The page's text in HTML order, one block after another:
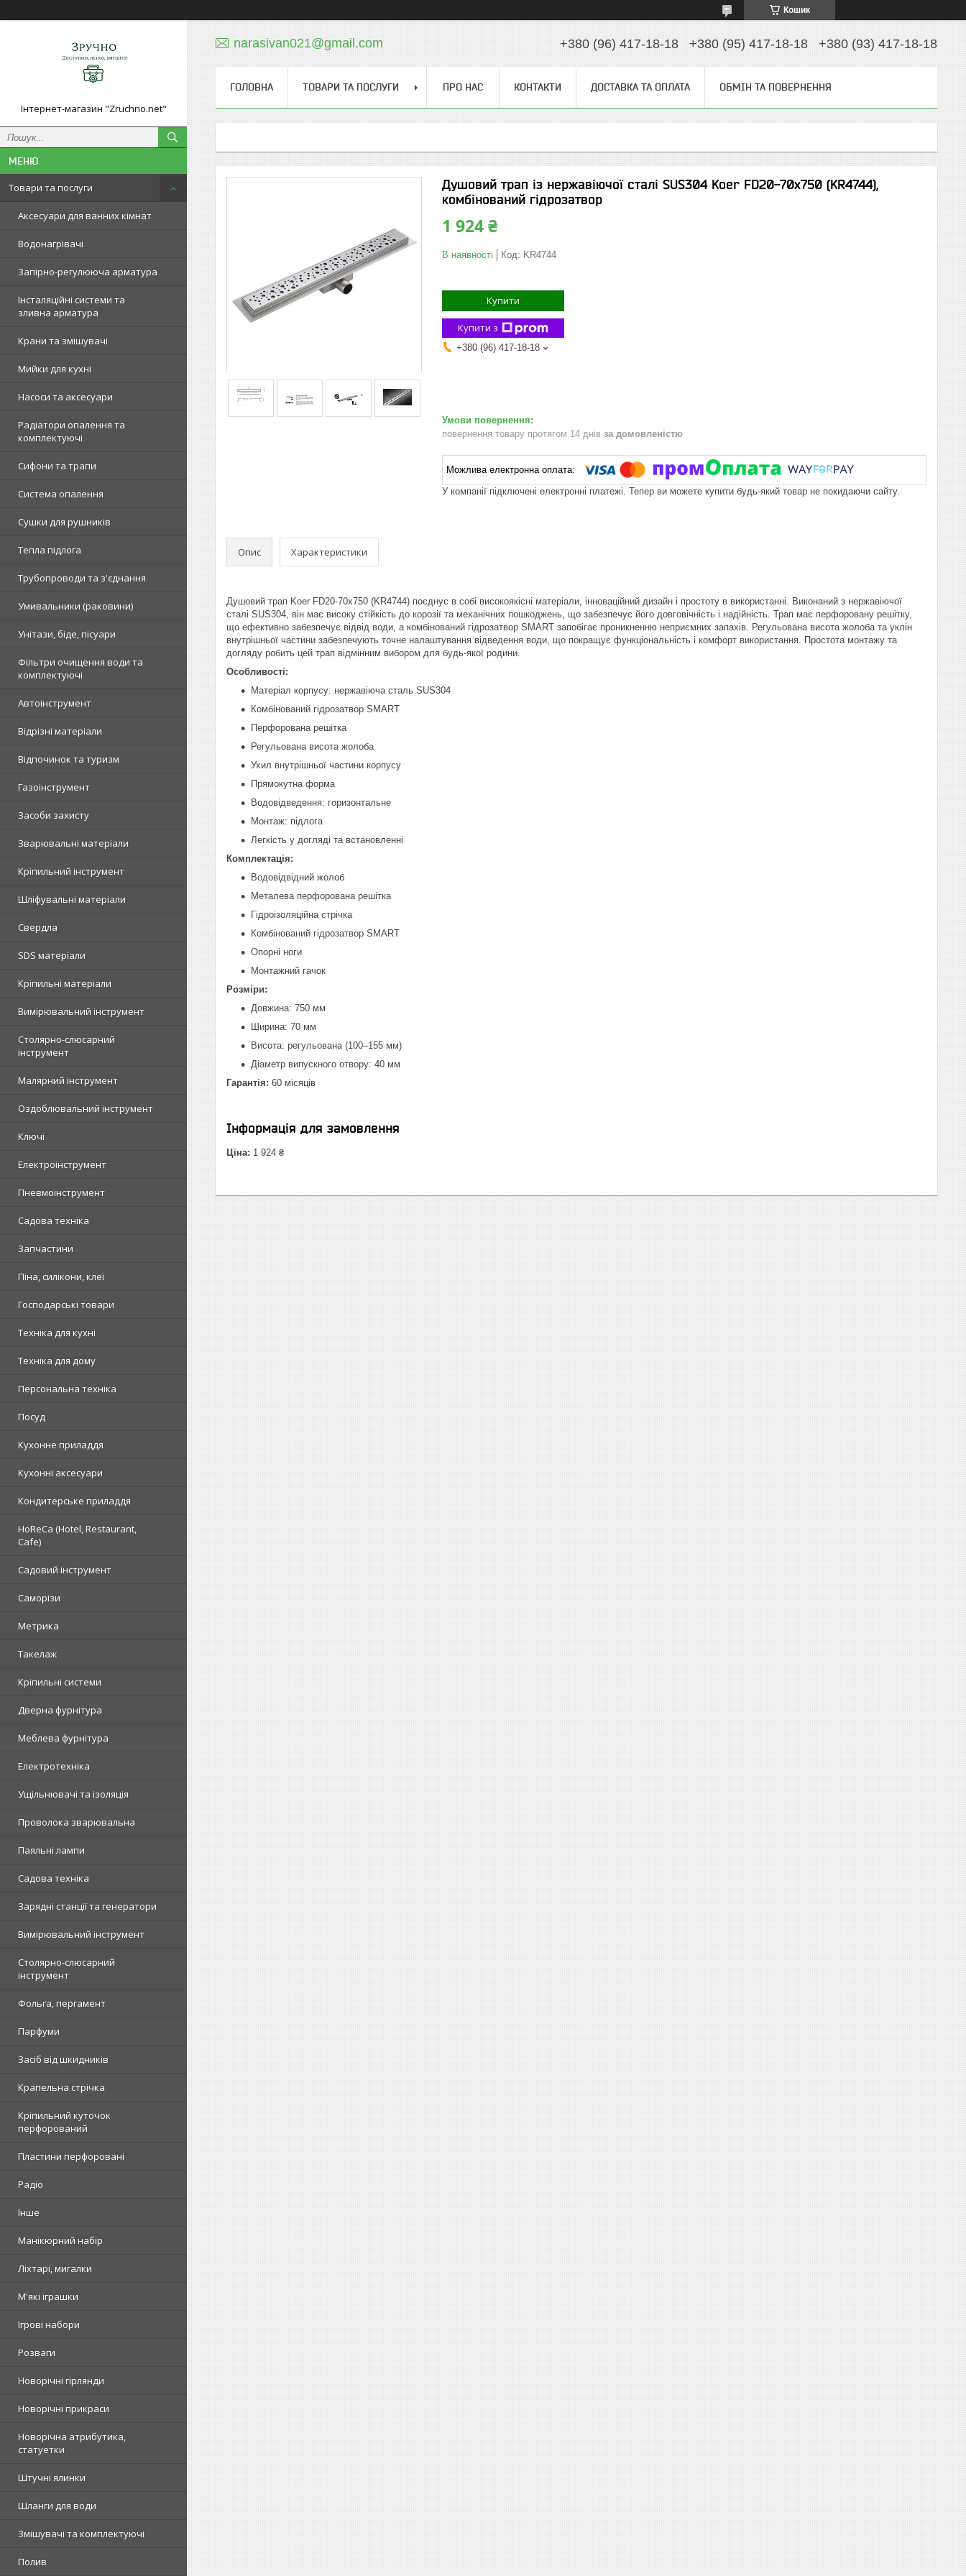
Кошик
Інтернет-магазин "Zruchno.net"
Товари та послуги
Аксесуари для ванних кімнат
Водонагрівачі
Запірно-регулююча арматура
Інсталяційні системи та
зливна арматура
Крани та змішувачі
Мийки для кухні
Насоси та аксесуари
Радіатори опалення та
комплектуючі
Сифони та трапи
Система опалення
Сушки для рушників
Тепла підлога
Трубопроводи та з'єднання
Умивальники (раковини)
Унітази, біде, пісуари
Фільтри очищення води та
комплектуючі
Автоінструмент
Відрізні матеріали
Відпочинок та туризм
Газоінструмент
Засоби захисту
Зварювальні матеріали
Кріпильний інструмент
Шліфувальні матеріали
Свердла
SDS матеріали
Кріпильні матеріали
Вимірювальний інструмент
Столярно-слюсарний
інструмент
Малярний інструмент
Оздоблювальний інструмент
Ключі
Електроінструмент
Пневмоінструмент
Садова техніка
Запчастини
Піна, силікони, клеї
Господарські товари
Техніка для кухні
Техніка для дому
Персональна техніка
Посуд
Кухонне приладдя
Кухонні аксесуари
Кондитерське приладдя
HoReCa (Hotel, Restaurant,
Cafe)
Садовий інструмент
Саморізи
Метрика
Такелаж
Кріпильні системи
Дверна фурнітура
Меблева фурнітура
Електротехніка
Ущільнювачі та ізоляція
Проволока зварювальна
Паяльні лампи
Садова техніка
Зарядні станції та генератори
Вимірювальний інструмент
Столярно-слюсарний
інструмент
Фольга, пергамент
Парфуми
Засіб від шкидників
Крапельна стрічка
Кріпильний куточок
перфорований
Пластини перфоровані
Радіо
Інше
Манікюрний набір
Ліхтарі, мигалки
М'які іграшки
Ігрові набори
Розваги
Новорічні гірлянди
Новорічні прикраси
Новорічна атрибутика,
статуетки
Штучні ялинки
Шланги для води
Змішувачі та комплектуючі
Полив
narasivan021@gmail.com +380 (96) 417-18-18 +380 (95) 417-18-18 +380 (93) 417-18-18
ГОЛОВНА ТОВАРИ ТА ПОСЛУГИ ПРО НАС КОНТАКТИ ДОСТАВКА ТА ОПЛАТА ОБМІН ТА ПОВЕРНЕННЯ
Душовий трап із нержавіючої сталі SUS304 Koer FD20-70x750 (KR4744),
комбінований гідрозатвор
1 924 ₴
В наявності Код: KR4744
Купити
Купити з
+380 (96) 417-18-18
повернення товару протягом 14 днів за домовленістю
У компанії підключені електронні платежі. Тепер ви можете купити будь-який товар не покидаючи сайту.
Опис Характеристики
Душовий трап Koer FD20-70x750 (KR4744) поєднує в собі високоякісні матеріали, інноваційний дизайн і простоту в використанні. Виконаний з нержавіючої
сталі SUS304, він має високу стійкість до корозії та механічних пошкоджень, що забезпечує його довговічність і надійність. Трап має перфоровану решітку,
що ефективно забезпечує відвід води, а комбінований гідрозатвор SMART запобігає проникненню неприємних запахів. Регульована висота жолоба та уклін
внутрішньої частини забезпечують точне налаштування відведення води, що покращує функціональність і комфорт використання. Простота монтажу та
догляду робить цей трап відмінним вибором для будь-якої родини.
Особливості:
Матеріал корпусу: нержавіюча сталь SUS304
Комбінований гідрозатвор SMART
Перфорована решітка
Регульована висота жолоба
Ухил внутрішньої частини корпусу
Прямокутна форма
Водовідведення: горизонтальне
Монтаж: підлога
Легкість у догляді та встановленні
Комплектація:
Водовідвідний жолоб
Металева перфорована решітка
Гідроізоляційна стрічка
Комбінований гідрозатвор SMART
Опорні ноги
Монтажний гачок
Розміри:
Довжина: 750 мм
Ширина: 70 мм
Висота: регульована (100–155 мм)
Діаметр випускного отвору: 40 мм
Гарантія: 60 місяців
Інформація для замовлення
Ціна: 1 924 ₴